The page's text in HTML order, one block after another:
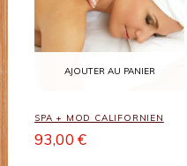
AJOUTER AU PANIER
SPA + MOD CALIFORNIEN
93,00 €